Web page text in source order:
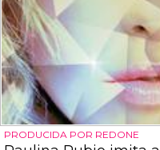
PRODUCIDA POR REDONE